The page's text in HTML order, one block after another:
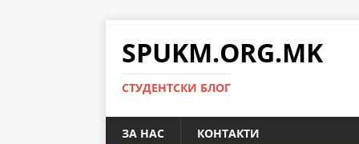
SPUKM.ORG.MK
СТУДЕНТСКИ БЛОГ
ЗА НАС КОНТАКТИ